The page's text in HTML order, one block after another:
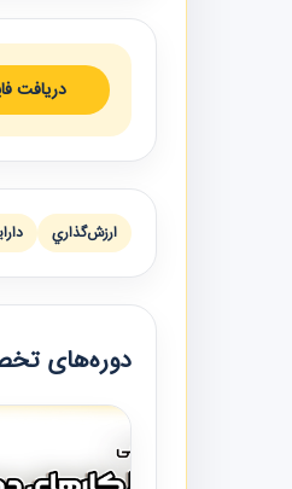
دریافت
ارزش‌گذاري
دوره‌های